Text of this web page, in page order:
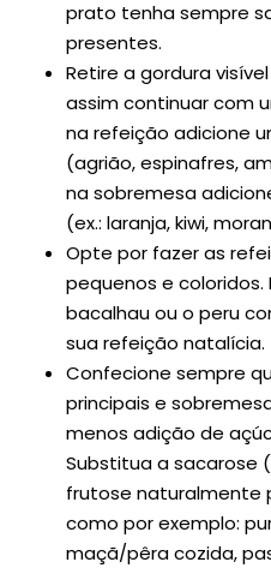
prato tenha sempre
presentes.
Retire a gordura
assim continuar com
na refeição adicione
(agrião, espinafres,
na sobremesa
(ex.: laranja, kiwi,
Opte por fazer as
pequenos e coloridos.
bacalhau ou o peru
sua refeição natalícia.
Confecione sempre
principais e
menos adição de
Substitua a sacarose
frutose naturalmente
como por exemplo:
maçã/pêra cozida,